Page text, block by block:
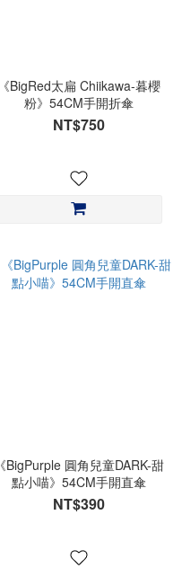
《BigRed太扁 Chiikawa-暮櫻
粉》54CM手開折傘
NT$750
《BigPurple 圓角兒童DARK-甜
點小喵》54CM手開直傘
NT$390